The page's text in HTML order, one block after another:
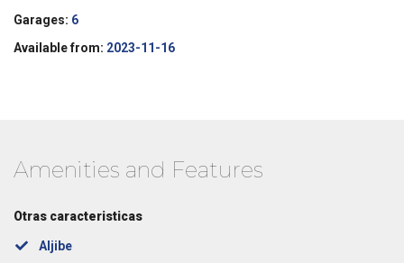
Garages: 6
Available from: 2023-11-16
Amenities and Features
Otras caracteristicas
Aljibe